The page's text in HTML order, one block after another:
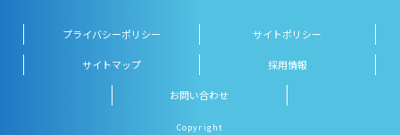
プライバシーポリシー サイトポリシー
サイトマップ 採用情報
お問い合わせ
Copyright